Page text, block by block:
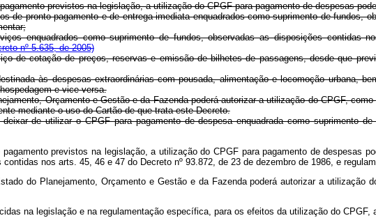
previstos na legislação, a utilização do CPGF para pagamento de despesas
de pronto pagamento e de entrega imediata enquadrados como suprimento de fundos,
enquadrados como suprimento de fundos, observadas as disposições contidas
nº 5.635, de 2005)
de cotação de preços, reservas e emissão de bilhetes de passagens, desde que
às despesas extraordinárias com pousada, alimentação e locomoção urbana,
e vice-versa.
Orçamento e Gestão e da Fazenda poderá autorizar a utilização do CPGF,
mediante o uso do Cartão de que trata este Decreto.
de utilizar o CPGF para pagamento de despesa enquadrada como suprimento
previstos na legislação, a utilização do CPGF para pagamento de despesas
nos arts. 45, 46 e 47 do Decreto nº 93.872, de 23 de dezembro de 1986, e
do Planejamento, Orçamento e Gestão e da Fazenda poderá autorizar a
na legislação e na regulamentação específica, para os efeitos da utilização do CPGF,